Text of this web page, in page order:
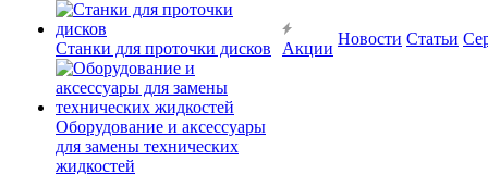
Станки для проточки дисков
Оборудование и аксессуары
для замены технических
жидкостей
Акции
Новости Статьи